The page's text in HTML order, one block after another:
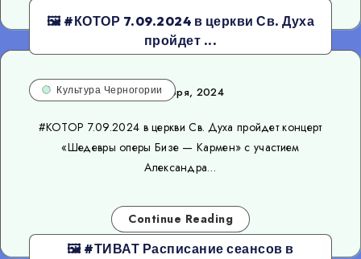
🖼 #КОТОР 7.09.2024 в церкви Св. Духа
пройдет ...
Культура Черногории2 сентября, 2024
#КОТОР 7.09.2024 в церкви Св. Духа пройдет концерт
«Шедевры оперы Бизе — Кармен» с участием
Александра…
Continue Reading
🖼 #ТИВАТ Расписание сеансов в